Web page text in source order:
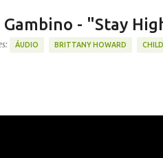
- "Stay
ÁUDIO BRITTANY HOWARD